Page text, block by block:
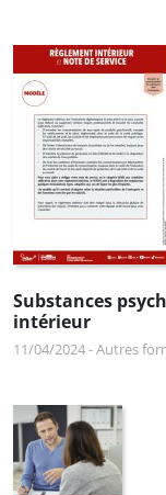
Substances
intérieur
11/04/2024-Autres